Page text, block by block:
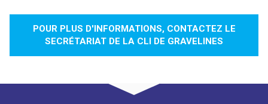
POUR PLUS D'INFORMATIONS, CONTACTEZ LE
SECRÉTARIAT DE LA CLI DE GRAVELINES